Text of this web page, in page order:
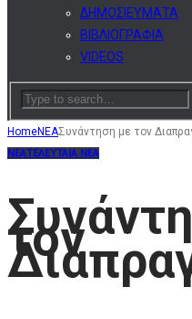
ΔΗΜΟΣΙΕΥΜΑΤΑ
ΒΙΒΛΙΟΓΡΑΦΙΑ
VIDEOS
HomeΝΕΑΣυνάντηση με τον
ΝΕΑΤΕΛΕΥΤΑΙΑ ΝΕΑ
τον